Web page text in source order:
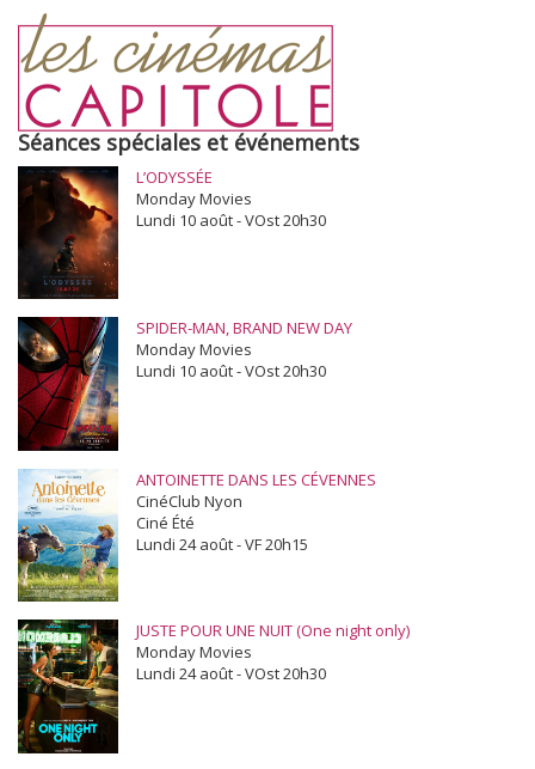
Séances spéciales et événements
L’ODYSSÉE
Monday Movies
Lundi 10 août - VOst 20h30
SPIDER-MAN, BRAND NEW DAY
Monday Movies
Lundi 10 août - VOst 20h30
ANTOINETTE DANS LES CÉVENNES
CinéClub Nyon
Ciné Été
Lundi 24 août - VF 20h15
JUSTE POUR UNE NUIT (One night only)
Monday Movies
Lundi 24 août - VOst 20h30